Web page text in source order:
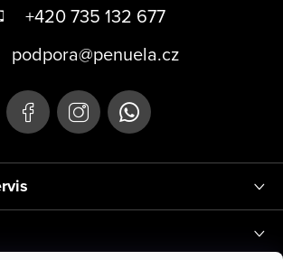
+420 735 132 677
podpora@penuela.cz